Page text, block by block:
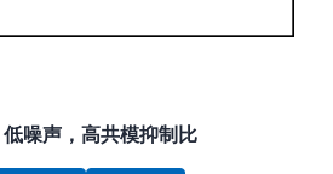
噪声，高共模抑制比